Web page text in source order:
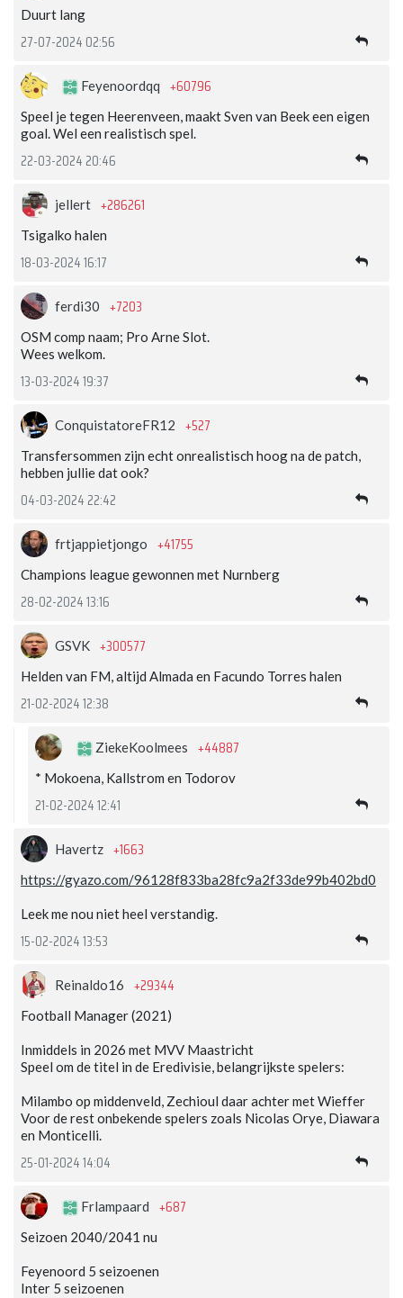
Duurt lang
27-07-2024 02:56
Feyenoordqq +60796
Speel je tegen Heerenveen, maakt Sven van Beek een eigen
goal. Wel een realistisch spel.
22-03-2024 20:46
jellert +286261
Tsigalko halen
18-03-2024 16:17
ferdi30 +7203
OSM comp naam; Pro Arne Slot.
Wees welkom.
13-03-2024 19:37
ConquistatoreFR12 +527
Transfersommen zijn echt onrealistisch hoog na de patch,
hebben jullie dat ook?
04-03-2024 22:42
frtjappietjongo +41755
Champions league gewonnen met Nurnberg
28-02-2024 13:16
GSVK +300577
Helden van FM, altijd Almada en Facundo Torres halen
21-02-2024 12:38
ZiekeKoolmees +44887
* Mokoena, Kallstrom en Todorov
21-02-2024 12:41
Havertz +1663
https://gyazo.com/96128f833ba28fc9a2f33de99b402bd0
Leek me nou niet heel verstandig.
15-02-2024 13:53
Reinaldo16 +29344
Football Manager (2021)
Inmiddels in 2026 met MVV Maastricht
Speel om de titel in de Eredivisie, belangrijkste spelers:
Milambo op middenveld, Zechioul daar achter met Wieffer
Voor de rest onbekende spelers zoals Nicolas Orye, Diawara
en Monticelli.
25-01-2024 14:04
Frlampaard +687
Seizoen 2040/2041 nu
Feyenoord 5 seizoenen
Inter 5 seizoenen